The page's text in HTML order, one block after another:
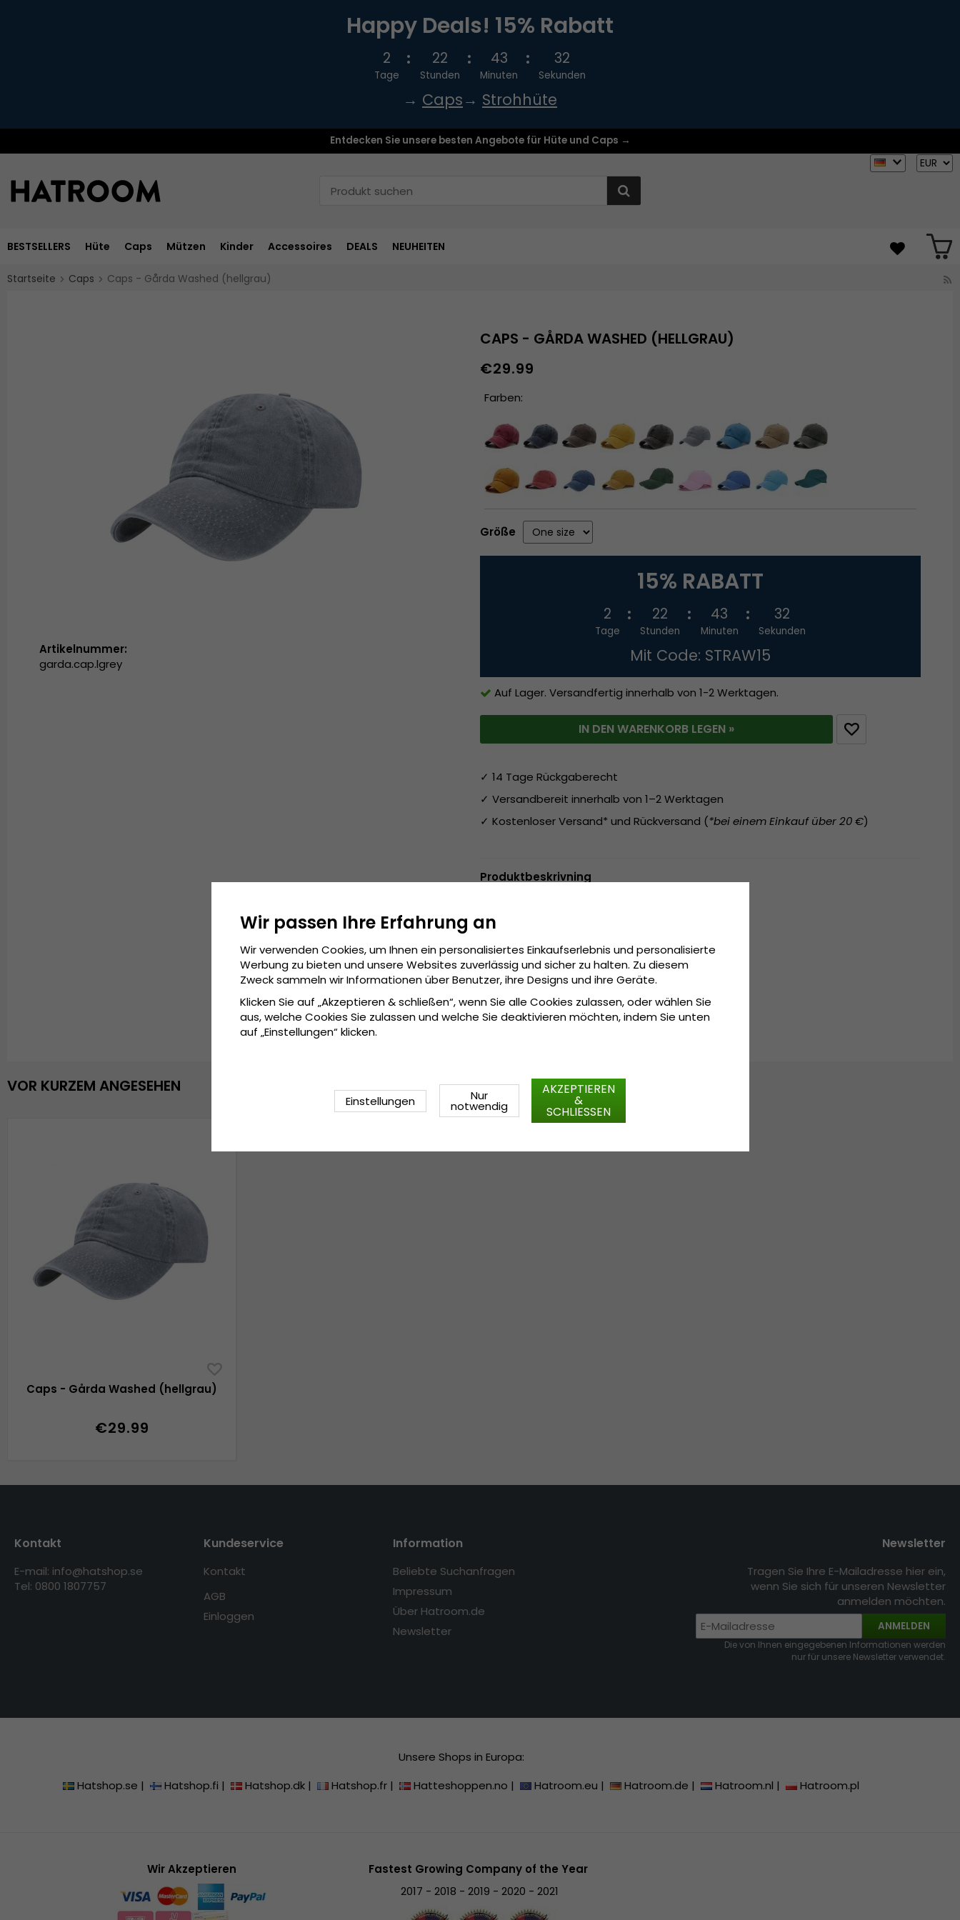
Happy Deals! 15% Rabatt
2
Tage
22
Stunden
43
Minuten
32
Sekunden
→ Caps→ Strohhüte
Entdecken Sie unsere besten Angebote für Hüte und Caps →
BESTSELLERS Hüte Caps Mützen Kinder Accessoires DEALS NEUHEITEN
Startseite Caps Caps - Gårda Washed (hellgrau)
CAPS - GÅRDA WASHED (HELLGRAU)
€29.99
Farben:
Größe
15% RABATT
2
Tage
22
Stunden
43
Minuten
32
Sekunden
Mit Code: STRAW15
Auf Lager. Versandfertig innerhalb von 1-2 Werktagen.
IN DEN WARENKORB LEGEN »
✓ 14 Tage Rückgaberecht
✓ Versandbereit innerhalb von 1–2 Werktagen
✓ Kostenloser Versand* und Rückversand (*bei einem Einkauf über 20 €)
Produktbeskrivning
Grösseninformationen: Einheitsgröße
Artikelnummer:
garda.cap.lgrey
VOR KURZEM ANGESEHEN
Caps - Gårda Washed (hellgrau)
€29.99
Kontakt
E-mail: info@hatshop.se
Tel: 0800 1807757
Kundeservice
Kontakt
AGB
Einloggen
Information
Beliebte Suchanfragen
Impressum
Über Hatroom.de
Newsletter
Newsletter
Tragen Sie Ihre E-Mailadresse hier ein,
wenn Sie sich für unseren Newsletter
anmelden möchten.
ANMELDEN
Die von Ihnen eingegebenen Informationen werden
nur für unsere Newsletter verwendet.
Unsere Shops in Europa:
Hatshop.se | Hatshop.fi | Hatshop.dk | Hatshop.fr | Hatteshoppen.no | Hatroom.eu | Hatroom.de | Hatroom.nl | Hatroom.pl
Wir Akzeptieren
Fastest Growing Company of the Year
2017 - 2018 - 2019 - 2020 - 2021
Wir passen Ihre Erfahrung an
Wir verwenden Cookies, um Ihnen ein personalisiertes Einkaufserlebnis und personalisierte
Werbung zu bieten und unsere Websites zuverlässig und sicher zu halten. Zu diesem
Zweck sammeln wir Informationen über Benutzer, ihre Designs und ihre Geräte.
Klicken Sie auf „Akzeptieren & schließen“, wenn Sie alle Cookies zulassen, oder wählen Sie
aus, welche Cookies Sie zulassen und welche Sie deaktivieren möchten, indem Sie unten
auf „Einstellungen“ klicken.
Einstellungen Nur
notwendig
AKZEPTIEREN
&
SCHLIESSEN